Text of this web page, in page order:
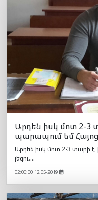
Արդեն իսկ մոտ 2-3
պարապում եմ Հայոց
Արդեն իսկ մոտ 2-3 տարի է,
լեզու....
02:00:00 12.05-2019